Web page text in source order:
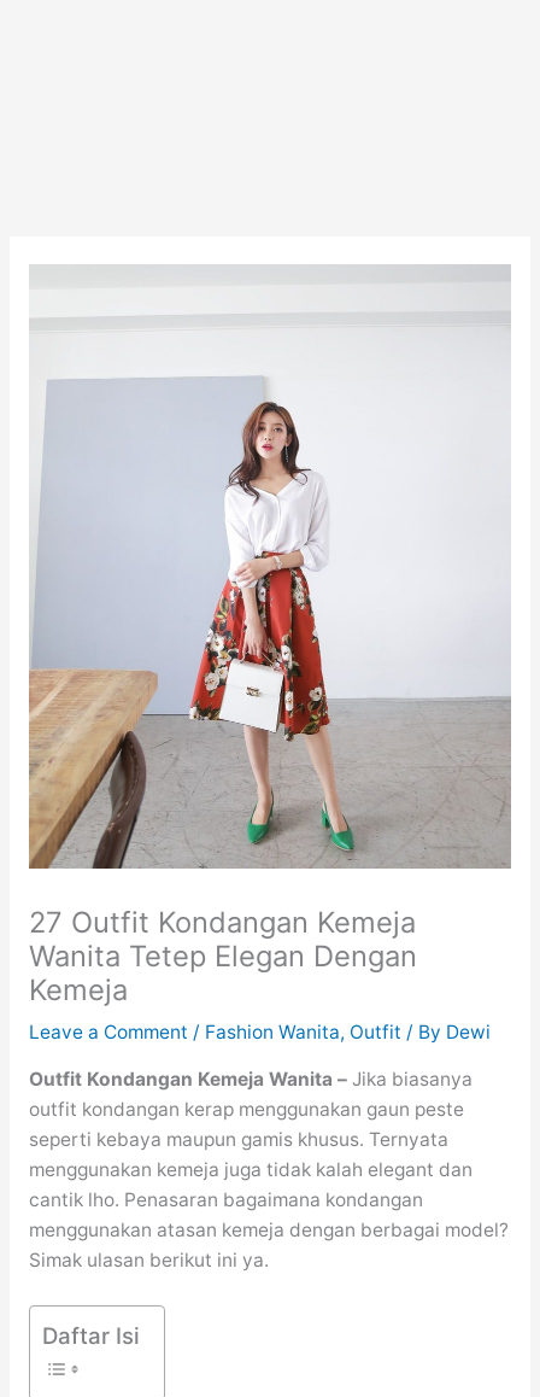
27 Outfit Kondangan Kemeja
Wanita Tetep Elegan Dengan
Kemeja
Leave a Comment / Fashion Wanita, Outfit / By Dewi
Outfit Kondangan Kemeja Wanita – Jika biasanya
outfit kondangan kerap menggunakan gaun peste
seperti kebaya maupun gamis khusus. Ternyata
menggunakan kemeja juga tidak kalah elegant dan
cantik lho. Penasaran bagaimana kondangan
menggunakan atasan kemeja dengan berbagai model?
Simak ulasan berikut ini ya.
Daftar Isi